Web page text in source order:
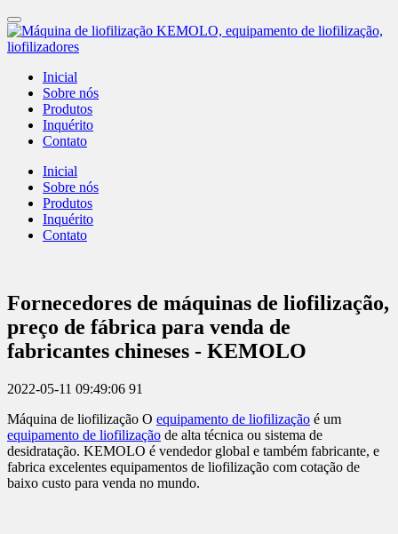
Inicial
Sobre nós
Produtos
Inquérito
Contato
Inicial
Sobre nós
Produtos
Inquérito
Contato
Fornecedores de máquinas de liofilização,
preço de fábrica para venda de
fabricantes chineses - KEMOLO
2022-05-11 09:49:06 91
Máquina de liofilização O equipamento de liofilização é um
equipamento de liofilização de alta técnica ou sistema de
desidratação. KEMOLO é vendedor global e também fabricante, e
fabrica excelentes equipamentos de liofilização com cotação de
baixo custo para venda no mundo.